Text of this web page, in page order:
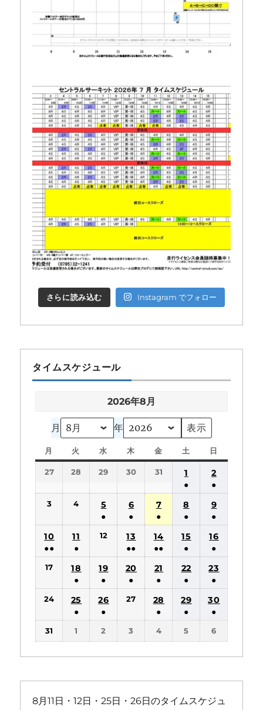
さらに読み込む Instagram でフォロー
タイムスケジュール
2026年8月
月 年
月
曜
日
火
曜
日
水
曜
日
木
曜
日
金
曜
土
曜
日
曜
27 28 29 30 31
1
●
(1
件
の
イ
ベ
ン
ト)
2
●
(1
件
の
イ
ベ
ン
ト)
3 4
5
●
(1
件
の
イ
ベ
ン
ト)
6
●
(1
件
の
イ
ベ
ン
7
●
(1
件
の
イ
ベ
ン
ト)
8
●
(1
件
の
イ
ベ
ン
ト)
9
●
(1
件
の
イ
ベ
ン
ト)
10
●●
(2
件
の
イ
ン
ト)
11
●
(1
件
の
イ
ベ
ン
ト)
12
13
●●
(2
件
の
イ
ン
ト)
14
●●
(2
件
の
イ
ベ
ン
ト)
15
●
(1
件
の
イ
ベ
ン
ト)
16
●
(1
件
の
イ
ベ
ン
ト)
17
18
●
(1
件
イ
ン
19
●
(1
件
イ
ン
20
●
(1
件
イ
ン
21
●
(1
件
イ
ン
22
●
(1
件
イ
ン
23
●
(1
件
イ
ン
24
25
●
件
ト)
26
●
件
ト)
27
28
●
件
ト)
29
●
件
ト)
30
●
件
ト)
31 1 2 3 4 5 6
8月11日・12日・25日・26日のタイムスケジュ